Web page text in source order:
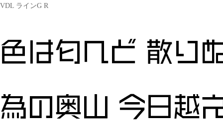
VDL ラインG R
色は匂へど 散り
為の奥山 今日越